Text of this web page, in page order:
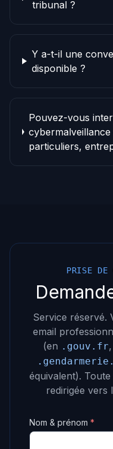
tribunal ?
Y a-t-il une
disponible ?
Pouvez-vous
particuliers,
PRISE DE
Service réservé.
email
(en .gouv.fr,
équivalent).
redirigée vers
Nom & prénom *